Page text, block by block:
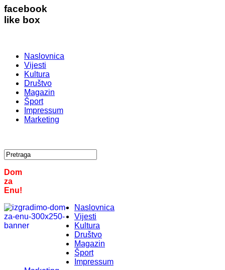
facebook
like box
Naslovnica
Vijesti
Kultura
Društvo
Magazin
Šport
Impressum
Marketing
Dom
za
Enu!
Naslovnica
Vijesti
Kultura
Društvo
Magazin
Šport
Impressum